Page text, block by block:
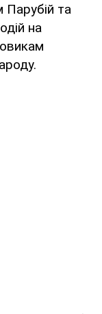
Парубій та
на